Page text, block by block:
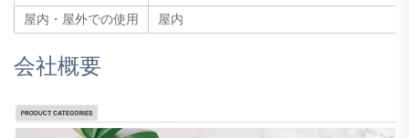
屋内・屋外での使用
屋内
会社概要